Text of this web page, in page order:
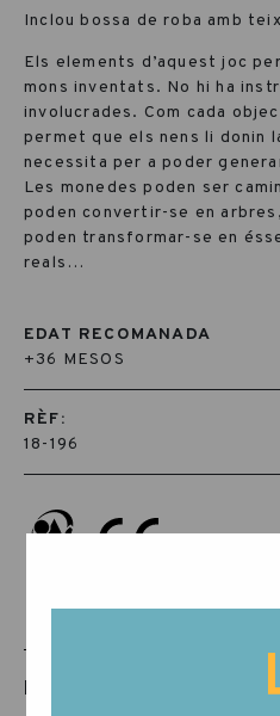
Inclou bossa de roba amb
Els elements d’aquest joc
mons inventats. No hi ha
involucrades. Com cada
permet que els nens li donin
necessita per a poder
Les monedes poden ser
poden convertir-se en
poden transformar-se en
reals…
EDAT RECOMANADA
+36 MESOS
RÈF:
18-196
PRODUCTES